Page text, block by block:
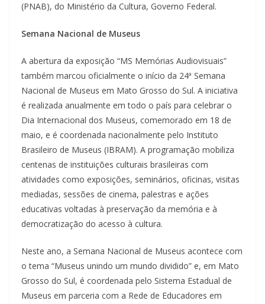
(PNAB), do Ministério da Cultura, Governo Federal.
Semana Nacional de Museus
A abertura da exposição “MS Memórias Audiovisuais”
também marcou oficialmente o início da 24ª Semana
Nacional de Museus em Mato Grosso do Sul. A iniciativa
é realizada anualmente em todo o país para celebrar o
Dia Internacional dos Museus, comemorado em 18 de
maio, e é coordenada nacionalmente pelo Instituto
Brasileiro de Museus (IBRAM). A programação mobiliza
centenas de instituições culturais brasileiras com
atividades como exposições, seminários, oficinas, visitas
mediadas, sessões de cinema, palestras e ações
educativas voltadas à preservação da memória e à
democratização do acesso à cultura.
Neste ano, a Semana Nacional de Museus acontece com
o tema “Museus unindo um mundo dividido” e, em Mato
Grosso do Sul, é coordenada pelo Sistema Estadual de
Museus em parceria com a Rede de Educadores em